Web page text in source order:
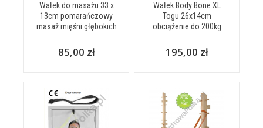
Wałek do masażu 33 x
13cm pomarańczowy
masaż mięśni głębokich
85,00 zł
Wałek Body Bone XL
Togu 26x14cm
obciążenie do 200kg
195,00 zł